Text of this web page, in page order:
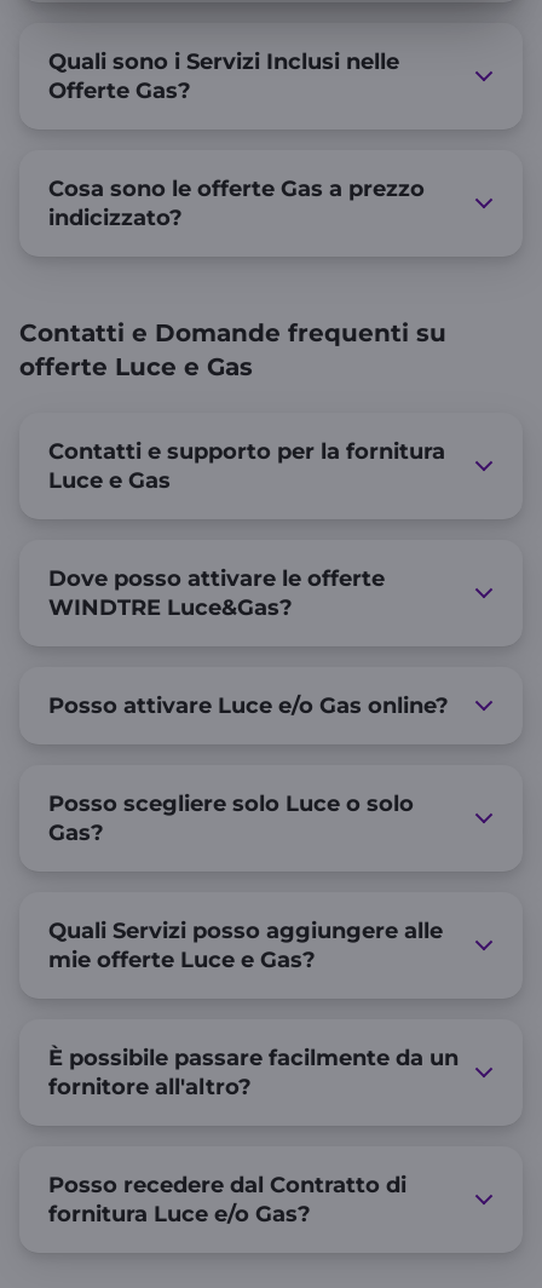
Quali sono i Servizi Inclusi nelle
Offerte Gas?
Cosa sono le offerte Gas a prezzo
indicizzato?
Contatti e Domande frequenti su
offerte Luce e Gas
Contatti e supporto per la fornitura
Luce e Gas
Dove posso attivare le offerte
WINDTRE Luce&Gas?
Posso attivare Luce e/o Gas online?
Posso scegliere solo Luce o solo
Gas?
Quali Servizi posso aggiungere alle
mie offerte Luce e Gas?
È possibile passare facilmente da un
fornitore all'altro?
Posso recedere dal Contratto di
fornitura Luce e/o Gas?